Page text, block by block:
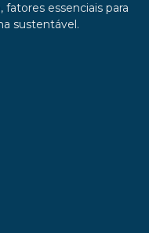
essenciais para
sustentável.